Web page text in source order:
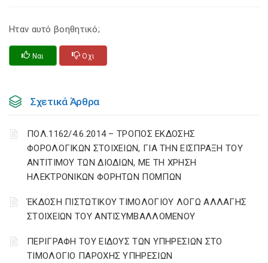
Ηταν αυτό βοηθητικό;
Ναι Οχι
Σχετικά Άρθρα
ΠΟΛ.1162/4.6.2014 – ΤΡΟΠΟΣ ΕΚΔΟΣΗΣ
ΦΟΡΟΛΟΓΙΚΩΝ ΣΤΟΙΧΕΙΩΝ, ΓΙΑ ΤΗΝ ΕΙΣΠΡΑΞΗ ΤΟΥ
ΑΝΤΙΤΙΜΟΥ ΤΩΝ ΔΙΟΔΙΩΝ, ΜΕ ΤΗ ΧΡΗΣΗ
ΗΛΕΚΤΡΟΝΙΚΩΝ ΦΟΡΗΤΩΝ ΠΟΜΠΩΝ
ΈΚΔΟΣΗ ΠΙΣΤΩΤΙΚΟΥ ΤΙΜΟΛΟΓΙΟΥ ΛΟΓΩ ΑΛΛΑΓΗΣ
ΣΤΟΙΧΕΙΩΝ ΤΟΥ ΑΝΤΙΣΥΜΒΑΛΛΟΜΕΝΟΥ
ΠΕΡΙΓΡΑΦΗ ΤΟΥ ΕΙΔΟΥΣ ΤΩΝ ΥΠΗΡΕΣΙΩΝ ΣΤΟ
ΤΙΜΟΛΟΓΙΟ ΠΑΡΟΧΗΣ ΥΠΗΡΕΣΙΩΝ